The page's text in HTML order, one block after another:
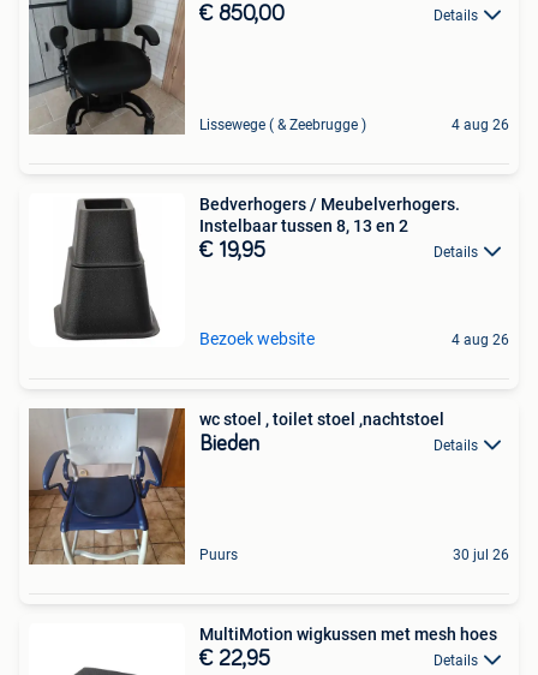
€ 850,00 Details
Lissewege ( & Zeebrugge ) 4 aug 26
Bedverhogers / Meubelverhogers.
Instelbaar tussen 8, 13 en 2
€ 19,95 Details
Bezoek website 4 aug 26
wc stoel , toilet stoel ,nachtstoel
Bieden Details
Puurs 30 jul 26
MultiMotion wigkussen met mesh hoes
€ 22,95 Details